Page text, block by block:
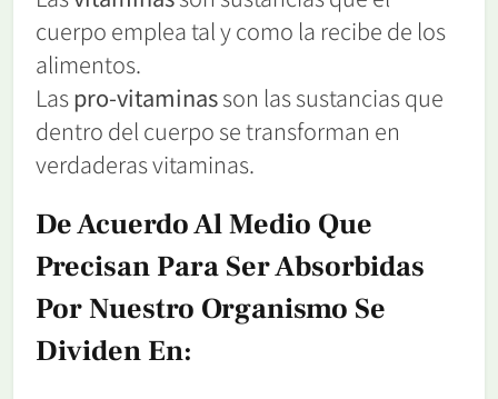
cuerpo emplea tal y como la recibe de los
alimentos.
Laspro-vitaminasson las sustancias que
dentro del cuerpo se transforman en
verdaderas vitaminas.
De Acuerdo Al Medio Que
Precisan Para Ser Absorbidas
Por Nuestro Organismo Se
Dividen En: